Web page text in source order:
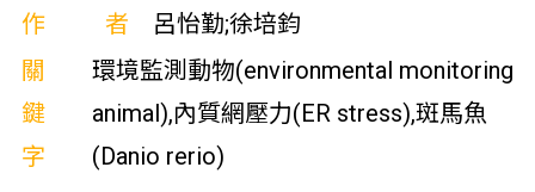
作者
呂怡勤;徐培鈞
關
鍵
字
環境監測動物(environmental monitoring
animal),內質網壓力(ER stress),斑馬魚
(Danio rerio)